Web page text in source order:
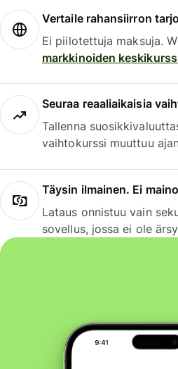
Vertaile rahansiirron
Ei piilotettuja maksuja.
markkinoiden
Seuraa reaaliaikaisia
Tallenna
vaihtokurssi muuttuu
Täysin ilmainen. Ei
Lataus onnistuu vain
sovellus, jossa ei ole